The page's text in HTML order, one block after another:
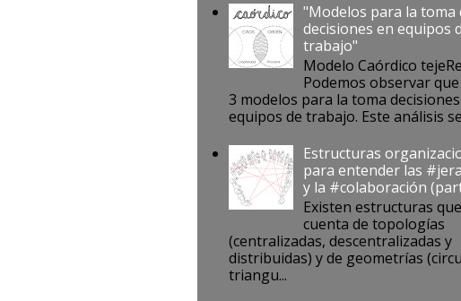
"Modelos para la toma
decisiones en equipos
trabajo"
Modelo Caórdico
Podemos observar
3 modelos para la toma
equipos de trabajo. Este análisis
Estructuras
para entender las
y la #colaboración
Existen estructuras
cuenta de topologías
(centralizadas, descentralizadas y
distribuidas) y de geometrías
triangu...